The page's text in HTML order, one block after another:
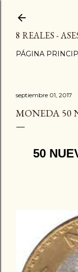
8 REALES -
PÁGINA
septiembre 01, 2017
MONEDA 50
50